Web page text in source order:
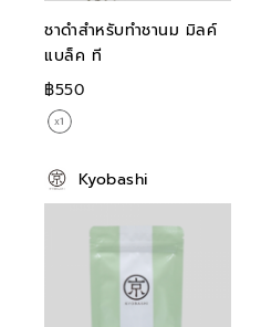
ชาดำสำหรับทำชานม มิลค์
แบล็ค ที
฿550
Kyobashi